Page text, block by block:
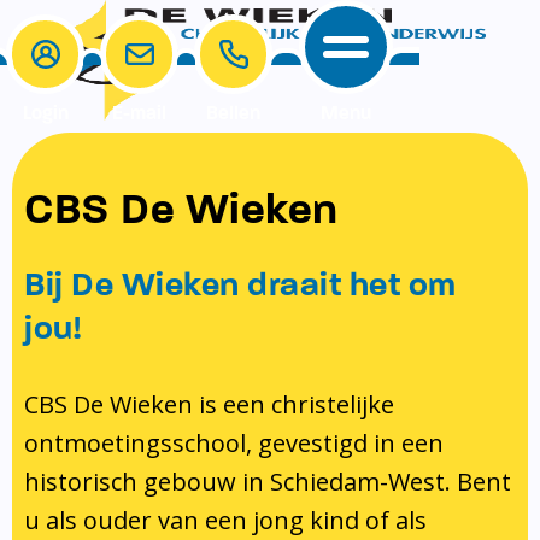
School
School
Onze visie rondom christelijke
identiteit
Pedagogisch klimaat en veiligheid
Bibliotheek
Ondersteuning
Ouders
MR & GMR
Aanmelden nieuwe leerling
Verlof aanvragen
Bibliotheek op school
Te weinig geld?
Contact
E-mail
CBS De Wieken
Bij De Wieken draait het om
jou!
CBS De Wieken is een christelijke
ontmoetingsschool, gevestigd in een
historisch gebouw in Schiedam-West. Bent
u als ouder van een jong kind of als